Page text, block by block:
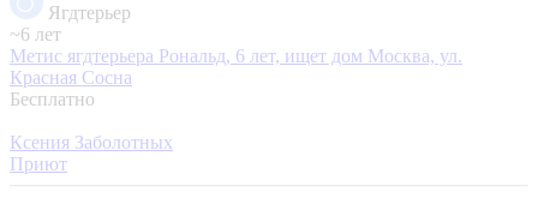
Ягдтерьер
~6 лет
Метис ягдтерьера Рональд, 6 лет, ищет дом Москва, ул.
Красная Сосна
Бесплатно
Ксения Заболотных
Приют